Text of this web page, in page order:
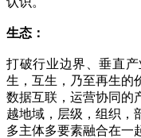
生态：
打破行业边界、垂直
生，互生，乃至再生的
数据互联，运营协同的
越地域，层级，组织，
多主体多要素融合在一